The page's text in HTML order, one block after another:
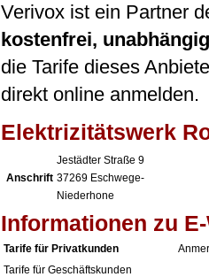
Verivox ist ein Partner
kostenfrei,
die Tarife dieses
direkt online anmelden.
Elektrizitätswerk
Anschrift
Jestädter Straße 9
37269 Eschwege-
Niederhone
Informationen zu
Tarife für Privatkunden
Tarife für Geschäftskunden